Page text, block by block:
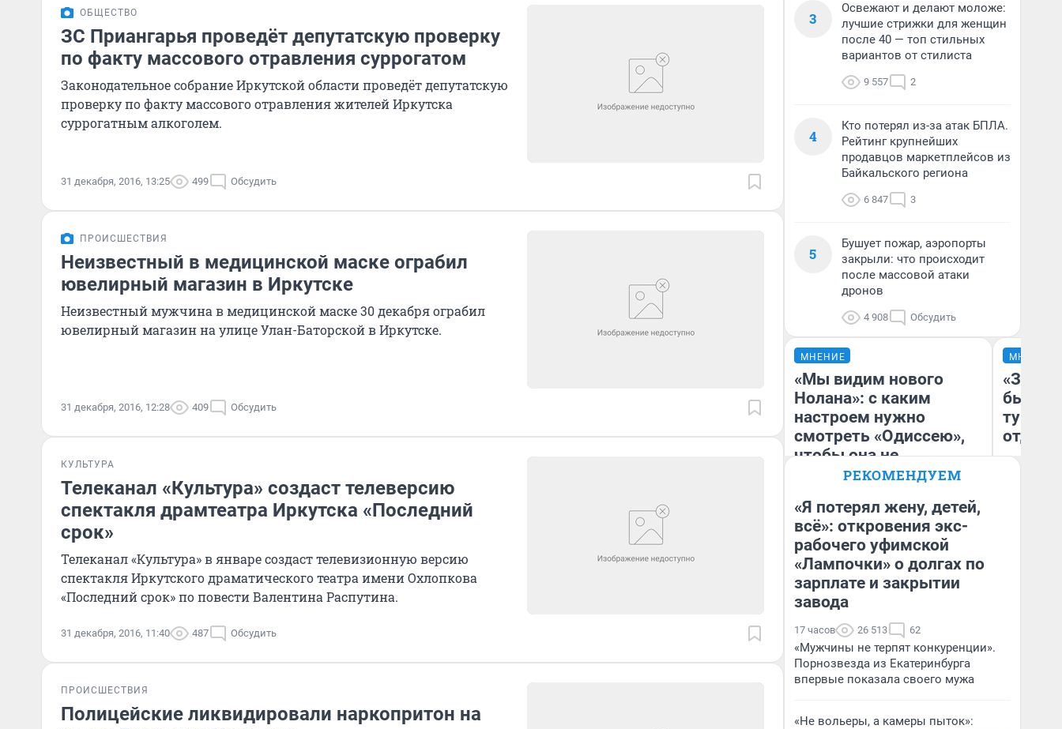
ОБЩЕСТВО
ЗС Приангарья проведёт депутатскую проверку
по факту массового отравления суррогатом
Законодательное собрание Иркутской области проведёт депутатскую
проверку по факту массового отравления жителей Иркутска
суррогатным алкоголем.
31 декабря, 2016, 13:25 499 Обсудить
ПРОИСШЕСТВИЯ
Неизвестный в медицинской маске ограбил
ювелирный магазин в Иркутске
Неизвестный мужчина в медицинской маске 30 декабря ограбил
ювелирный магазин на улице Улан-Баторской в Иркутске.
31 декабря, 2016, 12:28 409 Обсудить
КУЛЬТУРА
Телеканал «Культура» создаст телеверсию
спектакля драмтеатра Иркутска «Последний
срок»
Телеканал «Культура» в январе создаст телевизионную версию
спектакля Иркутского драматического театра имени Охлопкова
«Последний срок» по повести Валентина Распутина.
31 декабря, 2016, 11:40 487 Обсудить
ПРОИСШЕСТВИЯ
Полицейские ликвидировали наркопритон на
3
Освежают и делают моложе:
лучшие стрижки для женщин
после 40 — топ стильных
вариантов от стилиста
9 557 2
4
Кто потерял из-за атак БПЛА.
Рейтинг крупнейших
продавцов маркетплейсов из
Байкальского региона
6 847 3
5
Бушует пожар, аэропорты
закрыли: что происходит
после массовой атаки
дронов
4 908 Обсудить
МНЕНИЕ
«Мы видим нового
Нолана»: с каким
настроем нужно
смотреть «Одиссею»,
чтобы она не
выглядела как фиаско
Надежда Губарь
МНЕНИЕ
«За
были
РЕКОМЕНДУЕМ
«Я потерял жену, детей,
всё»: откровения экс-
рабочего уфимской
«Лампочки» о долгах по
зарплате и закрытии
завода
17 часов 26 513 62
«Мужчины не терпят конкуренции».
Порнозвезда из Екатеринбурга
впервые показала своего мужа
«Не вольеры, а камеры пыток»: